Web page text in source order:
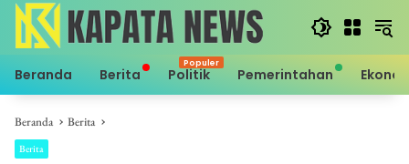
Langsung
konten
Beranda Berita Politik Pemerintahan
Beranda Berita
Berita